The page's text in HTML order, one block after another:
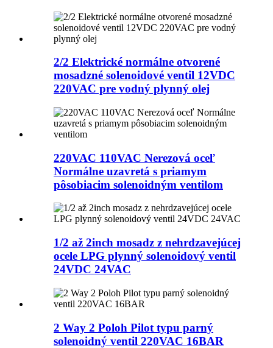
2/2 Elektrické normálne otvorené
mosadzné solenoidové ventil 12VDC
220VAC pre vodný plynný olej
220VAC 110VAC Nerezová oceľ
Normálne uzavretá s priamym
pôsobiacim solenoidným ventilom
1/2 až 2inch mosadz z nehrdzavejúcej
ocele LPG plynný solenoidový ventil
24VDC 24VAC
2 Way 2 Poloh Pilot typu parný
solenoidný ventil 220VAC 16BAR